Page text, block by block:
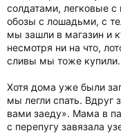
солдатами, легковые
обозы с лошадьми, с
мы зашли в магазин и
несмотря ни на что,
сливы мы тоже купили.
Хотя дома уже были
мы легли спать. Вдруг
вами заеду». Мама в
с перепугу завязала